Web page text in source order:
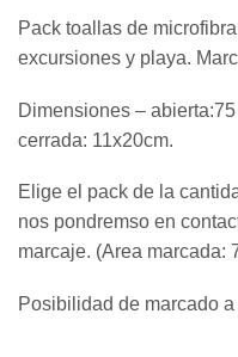
Pack toallas de
excursiones y playa.
Dimensiones –
cerrada: 11x20cm.
Elige el pack de la
nos pondremso en
marcaje. (Area marcada:
Posibilidad de marcado a